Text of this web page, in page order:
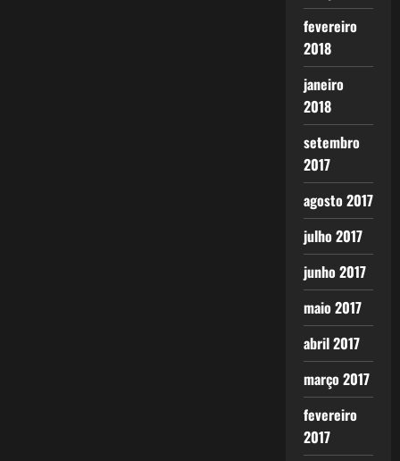
fevereiro
2018
janeiro
2018
setembro
2017
agosto 2017
julho 2017
junho 2017
maio 2017
abril 2017
março 2017
fevereiro
2017